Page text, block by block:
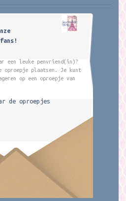
een leuke penvriend(in)?
oproepje plaatsen. Je kunt
op een oproepje van
de oproepjes